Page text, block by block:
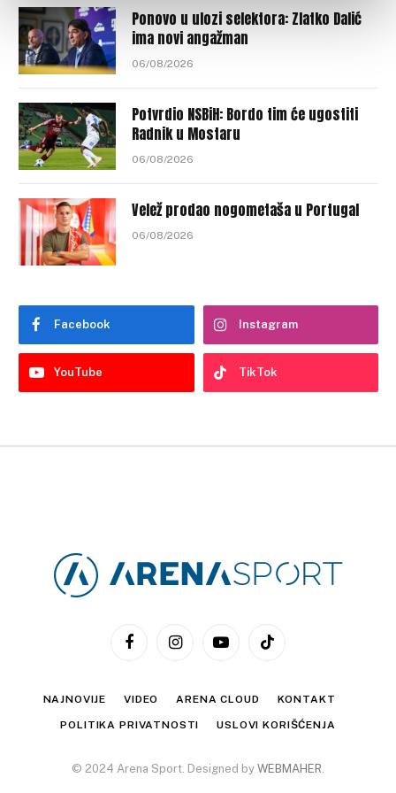
Ponovo u ulozi selektora: Zlatko Dalić
ima novi angažman
06/08/2026
Potvrdio NSBiH: Bordo tim će ugostiti
Radnik u Mostaru
06/08/2026
Velež prodao nogometaša u Portugal
06/08/2026
Facebook Instagram
YouTube TikTok
FacebookInstagramYouTubeTikTok
NAJNOVIJE VIDEO ARENA CLOUD KONTAKT
POLITIKA PRIVATNOSTI USLOVI KORIŠĆENJA
© 2024 Arena Sport. Designed by WEBMAHER